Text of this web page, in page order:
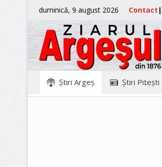
duminică, 9 august 2026 Contact |
Ştiri Argeş Ştiri Piteşti